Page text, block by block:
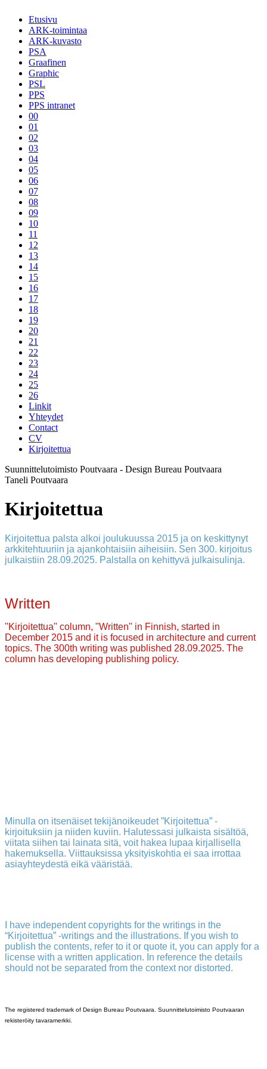
Etusivu
ARK-toimintaa
ARK-kuvasto
PSA
Graafinen
Graphic
PSL
PPS
PPS intranet
00
01
02
03
04
05
06
07
08
09
10
11
12
13
14
15
16
17
18
19
20
21
22
23
24
25
26
Linkit
Yhteydet
Contact
CV
Kirjoitettua
Suunnittelutoimisto Poutvaara - Design Bureau Poutvaara
Taneli Poutvaara
Kirjoitettua
Kirjoitettua palsta alkoi joulukuussa 2015 ja on keskittynyt
arkkitehtuuriin ja ajankohtaisiin aiheisiin. Sen 300. kirjoitus
julkaistiin 28.09.2025. Palstalla on kehittyvä julkaisulinja.
Written
"Kirjoitettua" column, "Written" in Finnish, started in
December 2015 and it is focused in architecture and current
topics. The 300th writing was published 28.09.2025. The
column has developing publishing policy.
Minulla on itsenäiset tekijänoikeudet ”Kirjoitettua” -
kirjoituksiin ja niiden kuviin. Halutessasi julkaista sisältöä,
viitata siihen tai lainata sitä, voit hakea lupaa kirjallisella
hakemuksella. Viittauksissa yksityiskohtia ei saa irrottaa
asiayhteydestä eikä vääristää.
I have independent copyrights for the writings in the
“Kirjoitettua” -writings and the illustrations. If you wish to
publish the contents, refer to it or quote it, you can apply for a
license with a written application. In reference the details
should not be separated from the context nor distorted.
The registered trademark of Design Bureau Poutvaara. Suunnittelutoimisto Poutvaaran
rekisteröity tavaramerkki.